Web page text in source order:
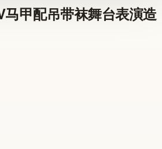
甲配吊带袜舞台表演造